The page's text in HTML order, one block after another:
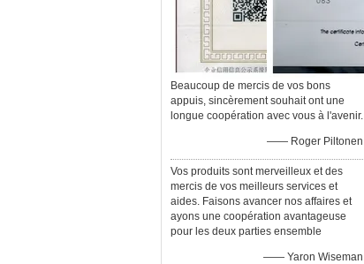
Beaucoup de mercis de vos bons
appuis, sincèrement souhait ont une
longue coopération avec vous à l'avenir.
—— Roger Piltonen
Vos produits sont merveilleux et des
mercis de vos meilleurs services et
aides. Faisons avancer nos affaires et
ayons une coopération avantageuse
pour les deux parties ensemble
—— Yaron Wiseman